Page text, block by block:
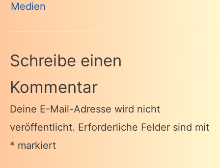
Medien
Schreibe einen
Kommentar
Deine E-Mail-Adresse wird nicht
veröffentlicht. Erforderliche Felder sind mit
* markiert